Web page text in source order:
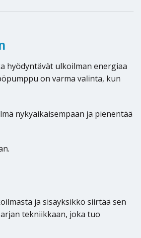
hyödyntävät ulkoilman energiaa
on varma valinta, kun
nykyaikaisempaan ja pienentää
ja sisäyksikkö siirtää sen
tekniikkaan, joka tuo